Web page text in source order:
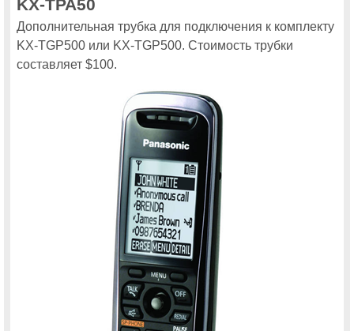
KX-TPA50
Дополнительная трубка для подключения к комплекту
KX-TGP500 или KX-TGP500. Стоимость трубки
составляет $100.